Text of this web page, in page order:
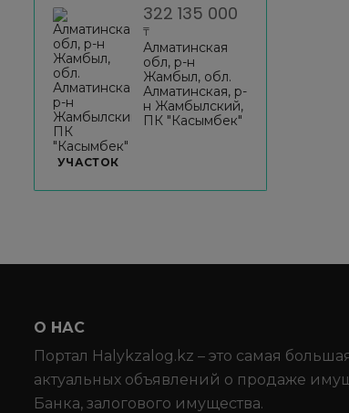
УЧАСТОК
322 135 000
₸
Алматинская
обл, р-н
Жамбыл, обл.
Алматинская, р-
н Жамбылский,
ПК "Касымбек"
О НАС
Портал Halykzalog.kz – это самая
актуальных объявлений о продаже
Банка, залогового имущества.